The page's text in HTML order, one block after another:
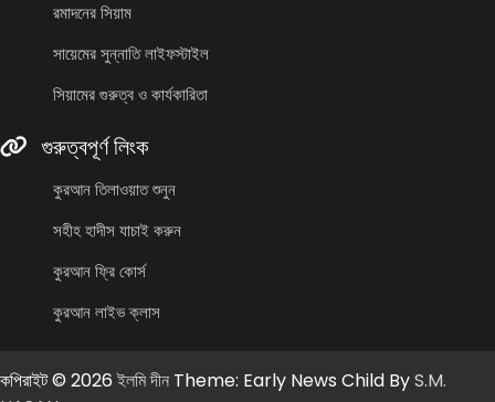
রমাদনের সিয়াম
সায়েমের সুন্নাতি লাইফস্টাইল
সিয়ামের গুরুত্ব ও কার্যকারিতা
গুরুত্বপূর্ণ লিংক
কুরআন তিলাওয়াত শুনুন
সহীহ হাদীস যাচাই করুন
কুরআন ফ্রি কোর্স
কুরআন লাইভ ক্লাস
কপিরাইট © 2026ইলমি দীন Theme: Early News Child ByS.M.